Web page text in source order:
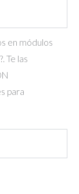
en módulos
Te las
para